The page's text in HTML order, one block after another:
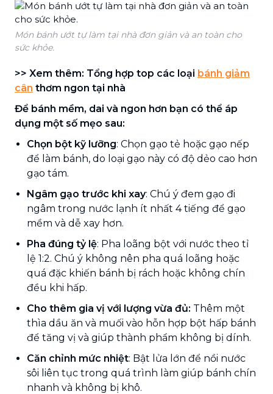
Món bánh ướt tự làm tại nhà đơn giản và an toàn cho
sức khỏe.
>> Xem thêm: Tổng hợp top các loại bánh giảm
cân thơm ngon tại nhà
Để bánh mềm, dai và ngon hơn bạn có thể áp
dụng một số mẹo sau:
Chọn bột kỹ lưỡng: Chọn gạo tẻ hoặc gạo nếp
để làm bánh, do loại gạo này có độ dẻo cao hơn
gạo tám.
Ngâm gạo trước khi xay: Chú ý đem gạo đi
ngâm trong nước lạnh ít nhất 4 tiếng để gạo
mềm và dễ xay hơn.
Pha đúng tỷ lệ: Pha loãng bột với nước theo tỉ
lệ 1:2. Chú ý không nên pha quá loãng hoặc
quá đặc khiến bánh bị rách hoặc không chín
đều khi hấp.
Cho thêm gia vị với lượng vừa đủ: Thêm một
thìa dầu ăn và muối vào hỗn hợp bột hấp bánh
để tăng vị và giúp thành phẩm không bị dính.
Căn chỉnh mức nhiệt: Bật lửa lớn để nồi nước
sôi liên tục trong quá trình làm giúp bánh chín
nhanh và không bị khô.